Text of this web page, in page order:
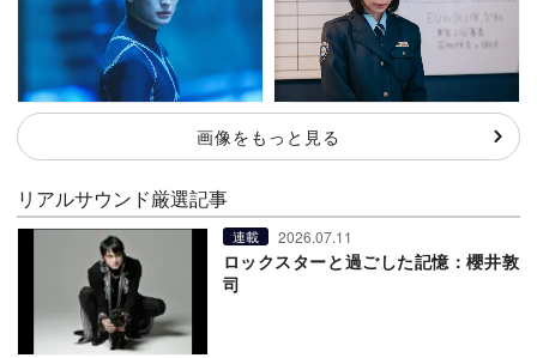
画像をもっと見る
リアルサウンド厳選記事
連載 2026.07.11
ロックスターと過ごした記憶：櫻井敦
司